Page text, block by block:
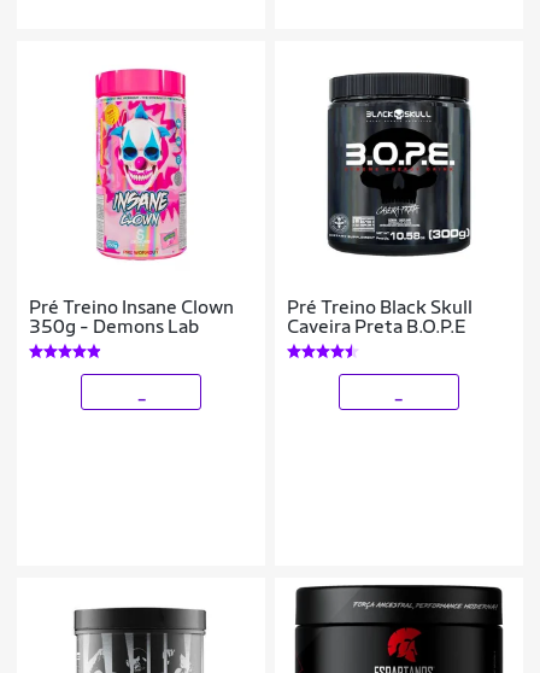
Pré Treino Insane Clown
350g - Demons Lab
Pré Treino Black Skull
Caveira Preta B.O.P.E